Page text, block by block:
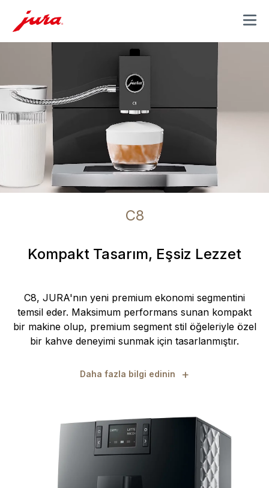
MENU
C8
Kompakt Tasarım, Eşsiz Lezzet
C8, JURA'nın yeni premium ekonomi segmentini
temsil eder. Maksimum performans sunan kompakt
bir makine olup, premium segment stil öğeleriyle özel
bir kahve deneyimi sunmak için tasarlanmıştır.
Daha fazla bilgi edinin +